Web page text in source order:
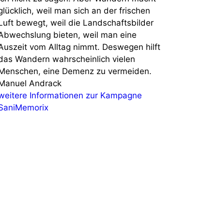
weil man sich an der frischen
bewegt, weil die Landschaftsbilder
bieten, weil man eine
vom Alltag nimmt. Deswegen hilft
Wandern wahrscheinlich vielen
eine Demenz zu vermeiden.
Andrack
Informationen zur Kampagne